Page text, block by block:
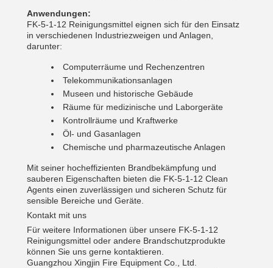
Anwendungen:
FK-5-1-12 Reinigungsmittel eignen sich für den Einsatz
in verschiedenen Industriezweigen und Anlagen,
darunter:
Computerräume und Rechenzentren
Telekommunikationsanlagen
Museen und historische Gebäude
Räume für medizinische und Laborgeräte
Kontrollräume und Kraftwerke
Öl- und Gasanlagen
Chemische und pharmazeutische Anlagen
Mit seiner hocheffizienten Brandbekämpfung und
sauberen Eigenschaften bieten die FK-5-1-12 Clean
Agents einen zuverlässigen und sicheren Schutz für
sensible Bereiche und Geräte.
Kontakt mit uns
Für weitere Informationen über unsere FK-5-1-12
Reinigungsmittel oder andere Brandschutzprodukte
können Sie uns gerne kontaktieren.
Guangzhou Xingjin Fire Equipment Co., Ltd.